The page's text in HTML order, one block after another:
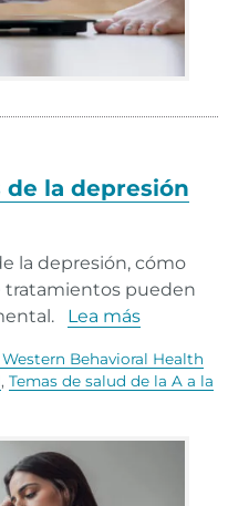
de la depresión
la depresión, cómo
tratamientos pueden
Lea más
Western Behavioral Health
, Temas de salud de la A a la